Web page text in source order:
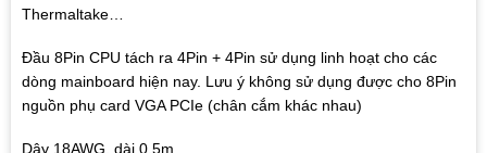
Thermaltake…
Đầu 8Pin CPU tách ra 4Pin + 4Pin sử dụng linh hoạt cho các
dòng mainboard hiện nay. Lưu ý không sử dụng được cho 8Pin
nguồn phụ card VGA PCIe (chân cắm khác nhau)
Dây 18AWG, dài 0.5m